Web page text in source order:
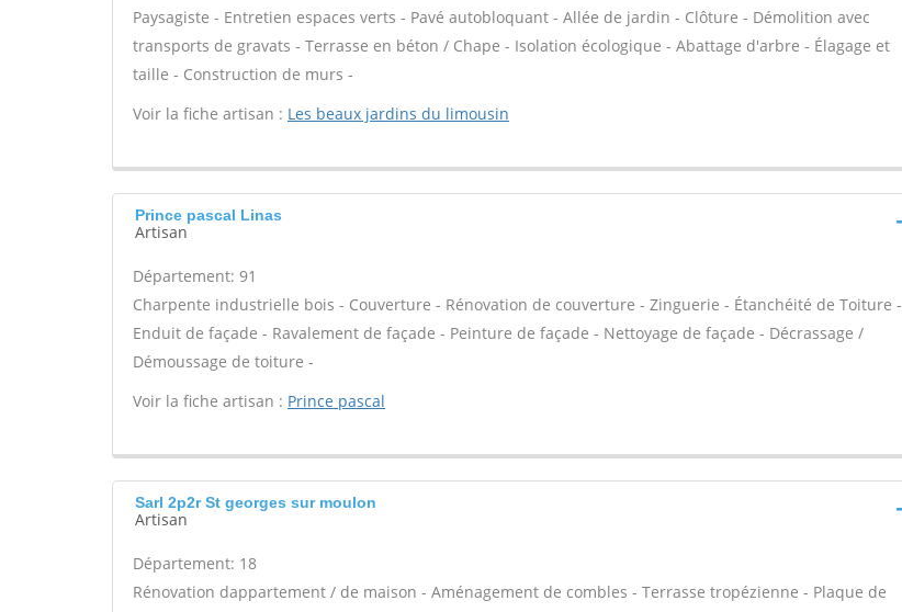
Paysagiste - Entretien espaces verts - Pavé autobloquant - Allée de jardin - Clôture - Démolition avec
transports de gravats - Terrasse en béton / Chape - Isolation écologique - Abattage d'arbre - Élagage et
taille - Construction de murs -
Voir la fiche artisan : Les beaux jardins du limousin
Prince pascal Linas
Artisan
Département: 91
Charpente industrielle bois - Couverture - Rénovation de couverture - Zinguerie - Étanchéité de Toiture -
Enduit de façade - Ravalement de façade - Peinture de façade - Nettoyage de façade - Décrassage /
Démoussage de toiture -
Voir la fiche artisan : Prince pascal
Sarl 2p2r St georges sur moulon
Artisan
Département: 18
Rénovation dappartement / de maison - Aménagement de combles - Terrasse tropézienne - Plaque de